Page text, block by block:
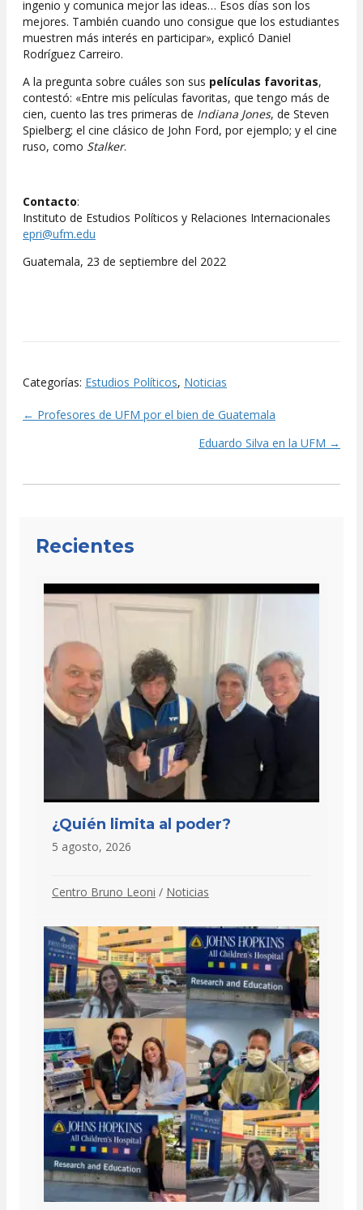
ingenio y comunica mejor las ideas… Esos días son los
mejores. También cuando uno consigue que los estudiantes
muestren más interés en participar», explicó Daniel
Rodríguez Carreiro.
A la pregunta sobre cuáles son sus películas favoritas,
contestó: «Entre mis películas favoritas, que tengo más de
cien, cuento las tres primeras de Indiana Jones, de Steven
Spielberg; el cine clásico de John Ford, por ejemplo; y el cine
ruso, como Stalker.
Contacto:
Instituto de Estudios Políticos y Relaciones Internacionales
epri@ufm.edu
Guatemala, 23 de septiembre del 2022
Categorías: Estudios Políticos, Noticias
Posts
← Profesores de UFM por el bien de Guatemala
Eduardo Silva en la UFM →
Recientes
¿Quién limita al poder?
5 agosto, 2026
Centro Bruno Leoni / Noticias